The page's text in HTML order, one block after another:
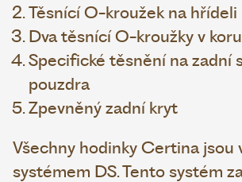
Těsnící O-kroužek na hřídeli
Dva těsnící O-kroužky v
Specifické těsnění na zadní
pouzdra
Zpevněný zadní kryt
Všechny hodinky Certina jsou
systémem DS. Tento systém